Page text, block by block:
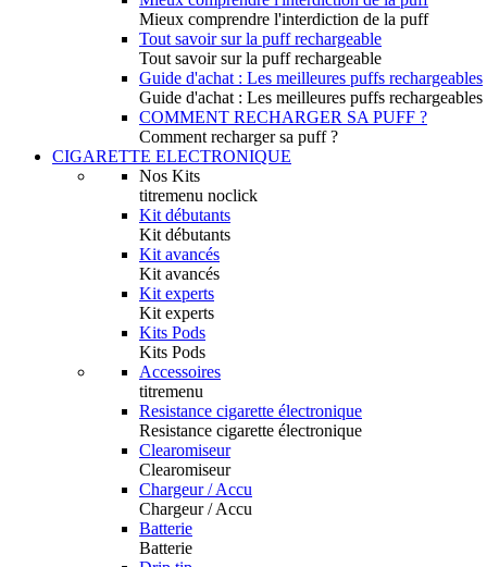
Mieux comprendre l'interdiction de la puff
Tout savoir sur la puff rechargeable
Tout savoir sur la puff rechargeable
Guide d'achat : Les meilleures puffs rechargeables
Guide d'achat : Les meilleures puffs rechargeables
COMMENT RECHARGER SA PUFF ?
Comment recharger sa puff ?
CIGARETTE ELECTRONIQUE
Nos Kits
titremenu noclick
Kit débutants
Kit débutants
Kit avancés
Kit avancés
Kit experts
Kit experts
Kits Pods
Kits Pods
Accessoires
titremenu
Resistance cigarette électronique
Resistance cigarette électronique
Clearomiseur
Clearomiseur
Chargeur / Accu
Chargeur / Accu
Batterie
Batterie